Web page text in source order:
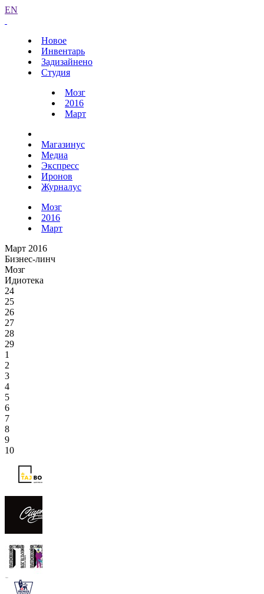
EN
Новое
Инвентарь
Задизайнено
Студия
Мозг
2016
Март
Магазинус
Медиа
Экспресс
Иронов
Журналус
Мозг
2016
Март
Март 2016
Бизнес-линч
Мозг
Идиотека
24
25
26
27
28
29
1
2
3
4
5
6
7
8
9
10